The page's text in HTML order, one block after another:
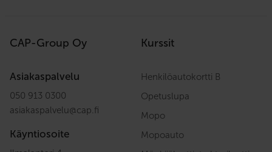
CAP-Group Oy
Asiakaspalvelu
050 913 0300
asiakaspalvelu@cap.fi
Käyntiosoite
Kurssit
Henkilöautokortti B
Opetuslupa
Mopo
Mopoauto